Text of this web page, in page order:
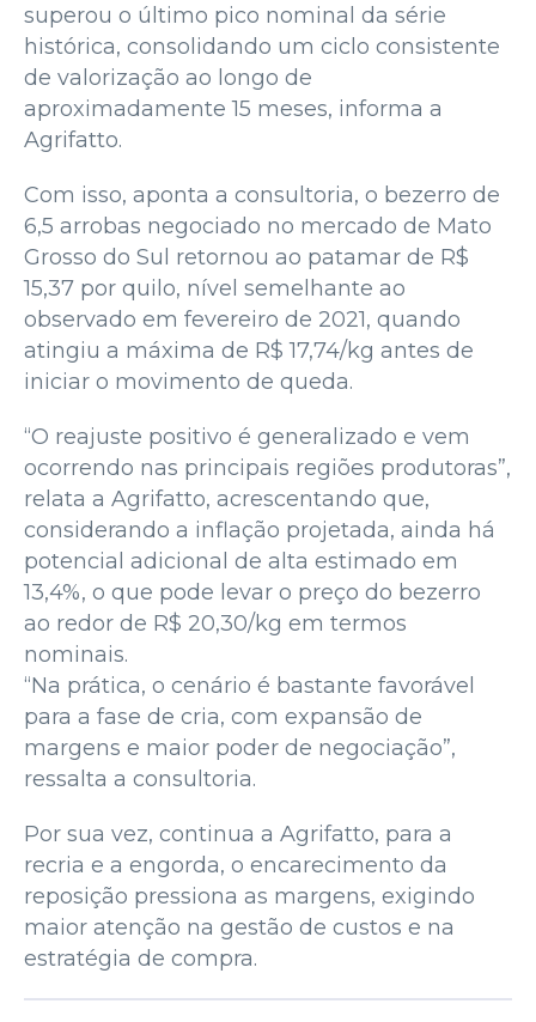
superou o último pico nominal da série
histórica, consolidando um ciclo consistente
de valorização ao longo de
aproximadamente 15 meses, informa a
Agrifatto.
Com isso, aponta a consultoria, o bezerro de
6,5 arrobas negociado no mercado de Mato
Grosso do Sul retornou ao patamar de R$
15,37 por quilo, nível semelhante ao
observado em fevereiro de 2021, quando
atingiu a máxima de R$ 17,74/kg antes de
iniciar o movimento de queda.
“O reajuste positivo é generalizado e vem
ocorrendo nas principais regiões produtoras”,
relata a Agrifatto, acrescentando que,
considerando a inflação projetada, ainda há
potencial adicional de alta estimado em
13,4%, o que pode levar o preço do bezerro
ao redor de R$ 20,30/kg em termos
nominais.
“Na prática, o cenário é bastante favorável
para a fase de cria, com expansão de
margens e maior poder de negociação”,
ressalta a consultoria.
Por sua vez, continua a Agrifatto, para a
recria e a engorda, o encarecimento da
reposição pressiona as margens, exigindo
maior atenção na gestão de custos e na
estratégia de compra.